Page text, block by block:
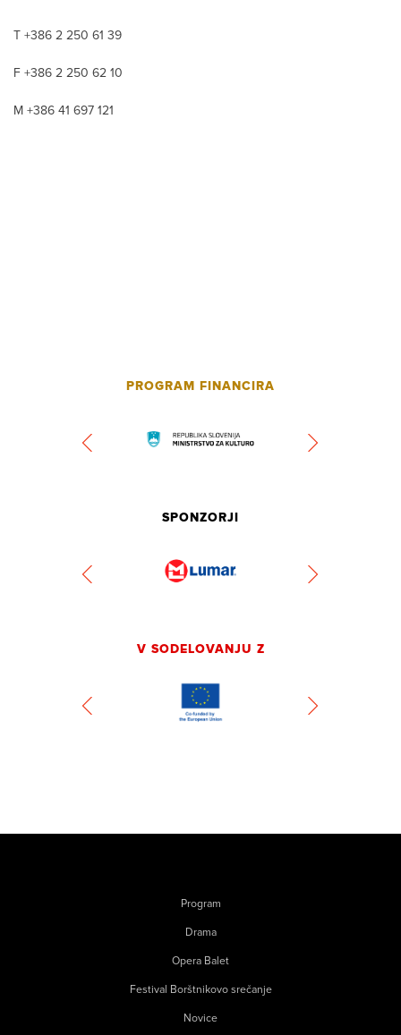
T +386 2 250 61 39
F +386 2 250 62 10
M +386 41 697 121
PROGRAM FINANCIRA
SPONZORJI
V SODELOVANJU Z
Program
Drama
Opera Balet
Festival Borštnikovo srečanje
Novice